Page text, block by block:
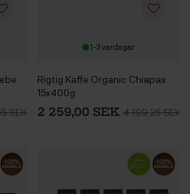
SEK
1-3 vardagar
Rigtig Kaffe Organic Chiapas
15x400g
2 259,00 SEK 4 199,25 SEK